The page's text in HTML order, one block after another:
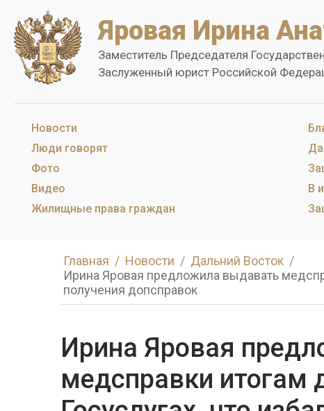
Яровая Ирина
Заместитель Председателя
Заслуженный юрист Российской
Новости
Люди говорят
Фото
Видео
Жилищные права граждан
В
Главная Новости
Дальний Восток
Ирина Яровая предложила выдавать
получения допсправок
Ирина Яровая
медсправки итогам